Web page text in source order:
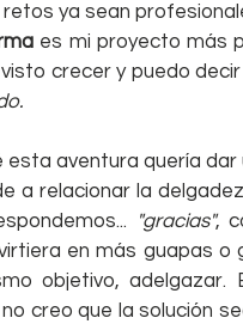
retos ya sean
es mi proyecto más
crecer y puedo
esta aventura quería
a relacionar la
"gracias",
en más guapas
objetivo,
creo que la solución